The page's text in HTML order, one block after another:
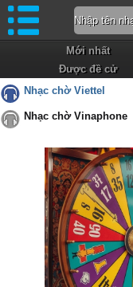
Mới nhất
Được đề cử
Nhạc chờ Viettel
Nhạc chờ Vinaphone